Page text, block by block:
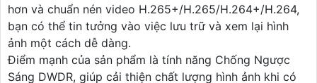
hơn và chuẩn nén video H.265+/H.265/H.264+/H.264,
bạn có thể tin tưởng vào việc lưu trữ và xem lại hình
ảnh một cách dễ dàng.
Điểm mạnh của sản phẩm là tính năng Chống Ngược
Sáng DWDR, giúp cải thiện chất lượng hình ảnh khi có